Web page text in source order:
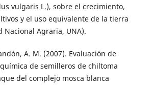
vulgaris L.), sobre el crecimiento,
y el uso equivalente de la tierra
Nacional Agraria, UNA).
A. M. (2007). Evaluación de
de semilleros de chiltoma
del complejo mosca blanca